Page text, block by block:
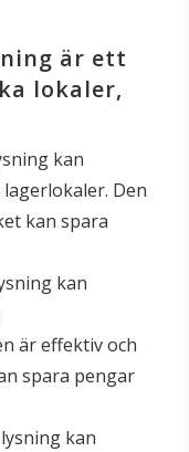
är ett
lokaler,
kan
Den
kan spara
kan
är effektiv och
spara pengar
kan